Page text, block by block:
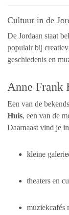
Cultuur in de
De Jordaan staat
populair bij
geschiedenis en
Anne Frank
Een van de
Huis, een van de
Daarnaast vind je
kleine
theaters en
muziekcafés